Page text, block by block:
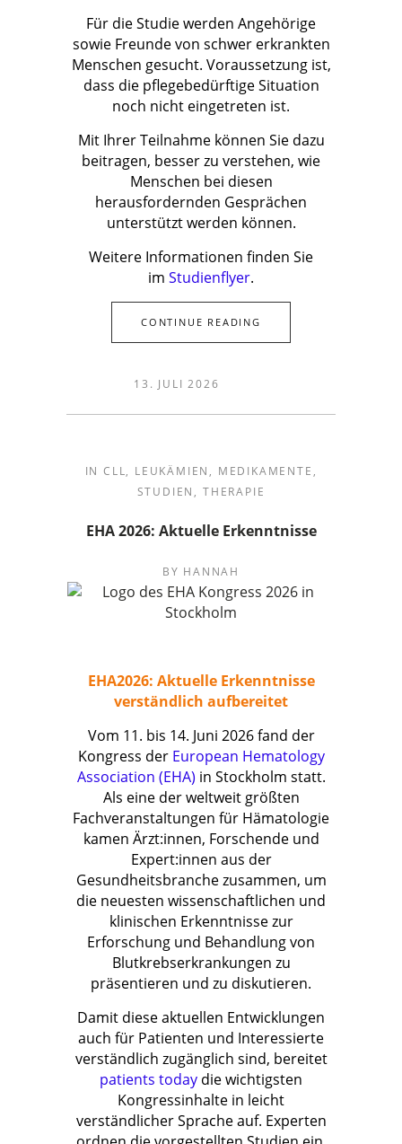
Für die Studie werden Angehörige
sowie Freunde von schwer erkrankten
Menschen gesucht. Voraussetzung ist,
dass die pflegebedürftige Situation
noch nicht eingetreten ist.
Mit Ihrer Teilnahme können Sie dazu
beitragen, besser zu verstehen, wie
Menschen bei diesen
herausfordernden Gesprächen
unterstützt werden können.
Weitere Informationen finden Sie
im Studienflyer.
CONTINUE READING
13. JULI 2026
IN CLL, LEUKÄMIEN , MEDIKAMENTE ,
STUDIEN , THERAPIE
EHA 2026: Aktuelle Erkenntnisse
BY HANNAH
EHA2026: Aktuelle Erkenntnisse
verständlich aufbereitet
Vom 11. bis 14. Juni 2026 fand der
Kongress der European Hematology
Association (EHA) in Stockholm statt.
Als eine der weltweit größten
Fachveranstaltungen für Hämatologie
kamen Ärzt:innen, Forschende und
Expert:innen aus der
Gesundheitsbranche zusammen, um
die neuesten wissenschaftlichen und
klinischen Erkenntnisse zur
Erforschung und Behandlung von
Blutkrebserkrankungen zu
präsentieren und zu diskutieren.
Damit diese aktuellen Entwicklungen
auch für Patienten und Interessierte
verständlich zugänglich sind, bereitet
patients today die wichtigsten
Kongressinhalte in leicht
verständlicher Sprache auf. Experten